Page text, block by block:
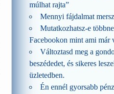
múlhat rajta”
Mennyi fájdalmat
Mutatkozhatsz-e
Facebookon mint ami már
Változtasd meg a
beszédedet, és sikeres
üzletedben.
Én ennél gyorsabb